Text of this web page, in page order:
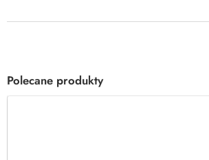
Polecane produkty